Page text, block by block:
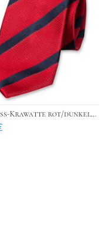
Business-Krawatte rot/dunkelblau